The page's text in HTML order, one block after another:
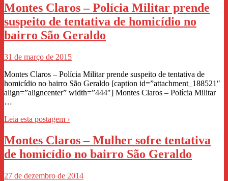
Montes Claros – Polícia Militar prende
suspeito de tentativa de homicídio no
bairro São Geraldo
31 de março de 2015
Montes Claros – Polícia Militar prende suspeito de tentativa de
homicídio no bairro São Geraldo [caption id=”attachment_188521″
align=”aligncenter” width=”444″] Montes Claros – Polícia Militar
…
Leia esta postagem ›
Montes Claros – Mulher sofre tentativa
de homicídio no bairro São Geraldo
27 de dezembro de 2014